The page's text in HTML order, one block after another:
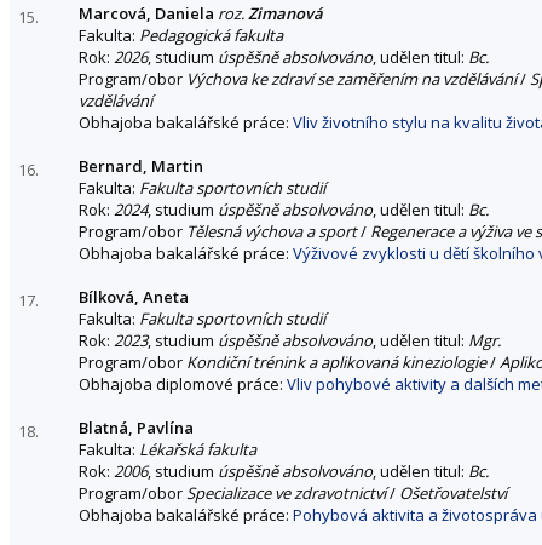
15. Marcová, Daniela roz.Zimanová
Fakulta: Pedagogická fakulta
Rok: 2026, studium úspěšně absolvováno, udělen titul: Bc.
Program/obor Výchova ke zdraví se zaměřením na vzdělávání/
vzdělávání
Obhajoba bakalářské práce: Vliv životního stylu na kvalitu
16.
Bernard, Martin
Fakulta: Fakulta sportovních studií
Rok: 2024, studium úspěšně absolvováno, udělen titul: Bc.
Program/obor Tělesná výchova a sport/ Regenerace a výživa ve
Obhajoba bakalářské práce: Výživové zvyklosti u dětí školního
17.
Bílková, Aneta
Fakulta: Fakulta sportovních studií
Rok: 2023, studium úspěšně absolvováno, udělen titul: Mgr.
Program/obor Kondiční trénink a aplikovaná kineziologie/
Obhajoba diplomové práce: Vliv pohybové aktivity a dalších
18.
Blatná, Pavlína
Fakulta: Lékařská fakulta
Rok: 2006, studium úspěšně absolvováno, udělen titul: Bc.
Program/oborSpecializace ve zdravotnictví/ Ošetřovatelství
Obhajoba bakalářské práce: Pohybová aktivita a